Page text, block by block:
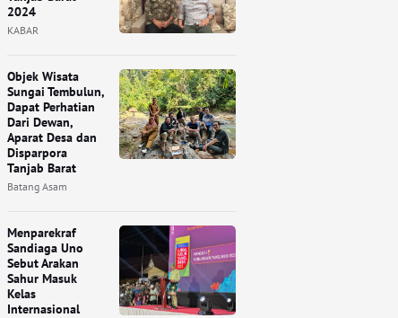
2024
KABAR
Objek Wisata
Sungai Tembulun,
Dapat Perhatian
Dari Dewan,
Aparat Desa dan
Disparpora
Tanjab Barat
Batang Asam
Menparekraf
Sandiaga Uno
Sebut Arakan
Sahur Masuk
Kelas
Internasional